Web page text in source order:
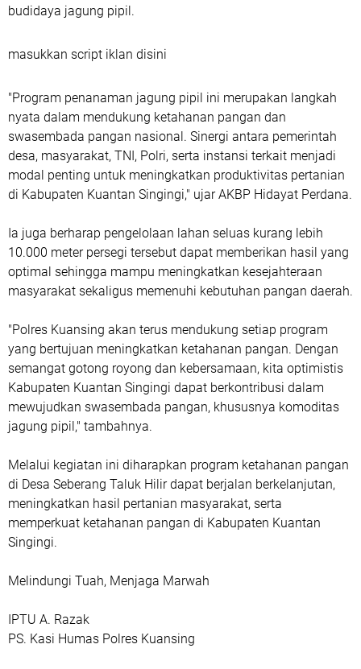
budidaya jagung pipil.
masukkan script iklan disini
"Program penanaman jagung pipil ini merupakan langkah
nyata dalam mendukung ketahanan pangan dan
swasembada pangan nasional. Sinergi antara pemerintah
desa, masyarakat, TNI, Polri, serta instansi terkait menjadi
modal penting untuk meningkatkan produktivitas pertanian
di Kabupaten Kuantan Singingi," ujar AKBP Hidayat Perdana.
Ia juga berharap pengelolaan lahan seluas kurang lebih
10.000 meter persegi tersebut dapat memberikan hasil yang
optimal sehingga mampu meningkatkan kesejahteraan
masyarakat sekaligus memenuhi kebutuhan pangan daerah.
"Polres Kuansing akan terus mendukung setiap program
yang bertujuan meningkatkan ketahanan pangan. Dengan
semangat gotong royong dan kebersamaan, kita optimistis
Kabupaten Kuantan Singingi dapat berkontribusi dalam
mewujudkan swasembada pangan, khususnya komoditas
jagung pipil," tambahnya.
Melalui kegiatan ini diharapkan program ketahanan pangan
di Desa Seberang Taluk Hilir dapat berjalan berkelanjutan,
meningkatkan hasil pertanian masyarakat, serta
memperkuat ketahanan pangan di Kabupaten Kuantan
Singingi.
Melindungi Tuah, Menjaga Marwah
IPTU A. Razak
PS. Kasi Humas Polres Kuansing